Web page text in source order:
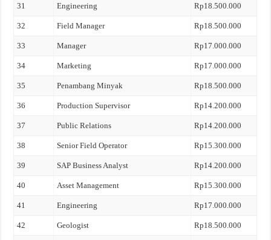
31 Engineering Rp18.500.000
32 Field Manager Rp18.500.000
33 Manager Rp17.000.000
34 Marketing Rp17.000.000
35 Penambang Minyak Rp18.500.000
36 Production Supervisor Rp14.200.000
37 Public Relations Rp14.200.000
38 Senior Field Operator Rp15.300.000
39 SAP Business Analyst Rp14.200.000
40 Asset Management Rp15.300.000
41 Engineering Rp17.000.000
42 Geologist Rp18.500.000